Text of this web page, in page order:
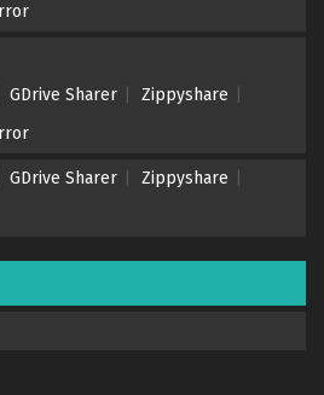
GDrive Sharer
Zippyshare
GDrive Sharer
Zippyshare
Ken Deshita – (Batch 01-12) (Dual